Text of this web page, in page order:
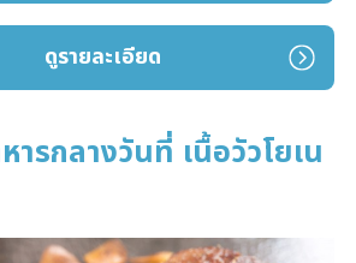
บิ” กับ “ริว” โบกสะบัดอยู่ อักษรคำว่า
ารที่อุเอะสุกิ เคนชินรู้สึกศรัทธาท้าวเวส
ย่างมาก อักษรคำว่า “ริว” หมายถึง
นให้ทั้งกองทัพเข้าโจมตีพร้อมกัน และ
จะมาช่วยอุเอะสุกิ เคนชินตอนสู้รบ
ป็นผู้ศรัทธาศาสนาพุทธอย่างแรงกล้า
ดูรายละเอียด
ารกลางวันที่ เนื้อวัวโยเน